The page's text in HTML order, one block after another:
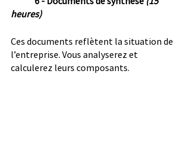
heures)
Ces documents reflètent la situation de
l’entreprise. Vous analyserez et
calculerez leurs composants.